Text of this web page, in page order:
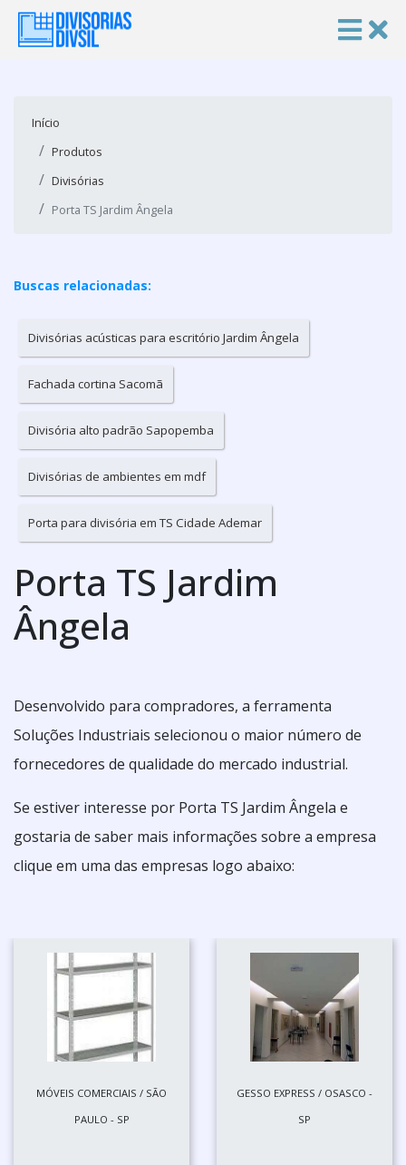
Início
Produtos
Divisórias
Porta TS Jardim Ângela
Buscas relacionadas:
Divisórias acústicas para escritório Jardim Ângela
Fachada cortina Sacomã
Divisória alto padrão Sapopemba
Divisórias de ambientes em mdf
Porta para divisória em TS Cidade Ademar
Porta TS Jardim
Ângela
Desenvolvido para compradores, a ferramenta
Soluções Industriais selecionou o maior número de
fornecedores de qualidade do mercado industrial.
Se estiver interesse por Porta TS Jardim Ângela e
gostaria de saber mais informações sobre a empresa
clique em uma das empresas logo abaixo:
MÓVEIS COMERCIAIS / SÃO
PAULO - SP
GESSO EXPRESS / OSASCO -
SP